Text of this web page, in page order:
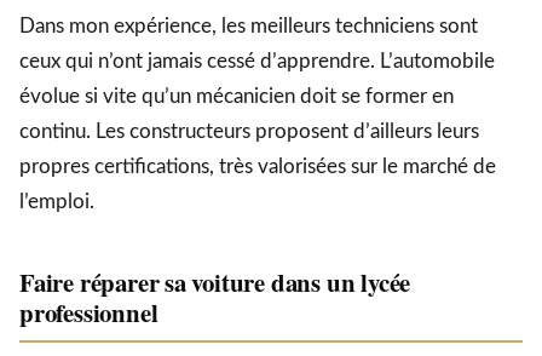
Dans mon expérience, les meilleurs techniciens sont
ceux qui n’ont jamais cessé d’apprendre. L’automobile
évolue si vite qu’un mécanicien doit se former en
continu. Les constructeurs proposent d’ailleurs leurs
propres certifications, très valorisées sur le marché de
l’emploi.
Faire réparer sa voiture dans un lycée
professionnel